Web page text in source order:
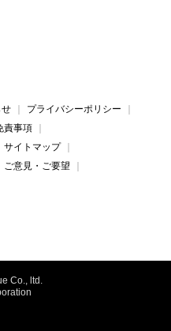
せ
プライバシーポリシー
責事項
サイトマップ
ご意見・ご要望
Co., ltd.